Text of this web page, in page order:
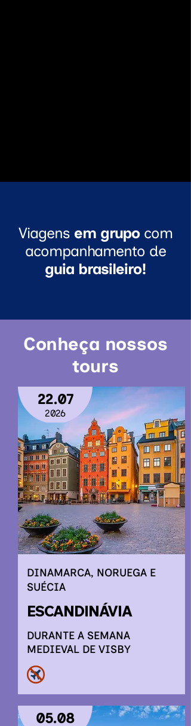
Viagens em grupocom
acompanhamento de
guia brasileiro!
Conheça nossos
tours
22.07
2026
DINAMARCA, NORUEGA E
SUÉCIA
ESCANDINÁVIA
DURANTE A SEMANA
MEDIEVAL DE VISBY
05.08